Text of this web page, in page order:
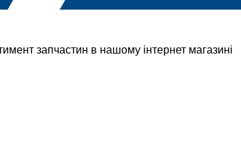
запчастин в нашому інтернет магазині